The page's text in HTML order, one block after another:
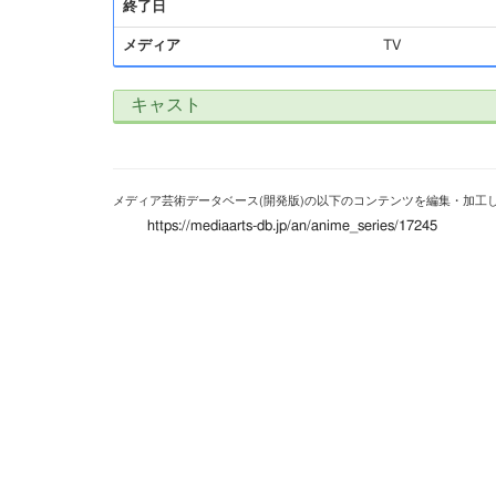
終了日
メディア TV
キャスト
メディア芸術データベース(開発版)の以下のコンテンツを編集・加工
https://mediaarts-db.jp/an/anime_series/17245